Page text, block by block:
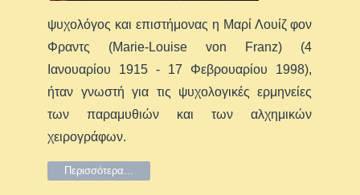
ψυχολόγος και επιστήμονας η Μαρί Λουίζ φον
Φραντς (Marie-Louise von Franz) (4
Ιανουαρίου 1915 - 17 Φεβρουαρίου 1998),
ήταν γνωστή για τις ψυχολογικές ερμηνείες
των παραμυθιών και των αλχημικών
χειρογράφων.
Περισσότερα...